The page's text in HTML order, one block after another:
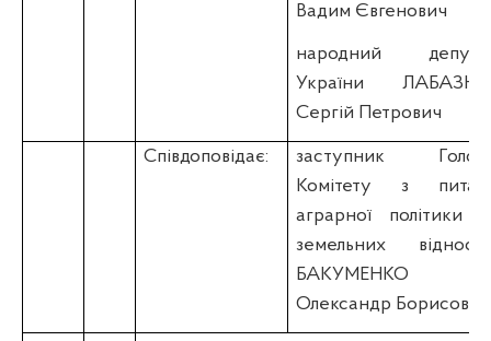
Вадим Євгенович
народний
України
Сергій Петрович
Співдоповідає:
заступник
Комітету з
аграрної політики
земельних
БАКУМЕНКО
Олександр Борисович